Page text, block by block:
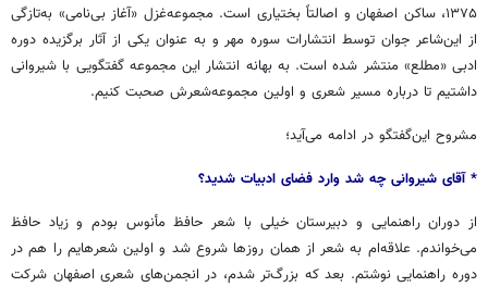
۱۳۷۵، ساکن اصفهان و اصالتاً بختیاری است. مجموعه‌غزل «آغاز بی‌نامی» به‌تازگی
از این‌شاعر جوان توسط انتشارات سوره مهر و به عنوان یکی از آثار برگزیده دوره
ادبی «مطلع» منتشر شده است. به بهانه انتشار این مجموعه‌ گفتگویی با شیروانی
داشتیم تا درباره مسیر شعری و اولین مجموعه‌شعرش صحبت کنیم.
مشروح این‌گفتگو در ادامه می‌آید؛
* آقای شیروانی چه شد وارد فضای ادبیات شدید؟
از دوران راهنمایی و دبیرستان خیلی با شعر حافظ مأنوس بودم و زیاد حافظ
می‌خواندم. علاقه‌ام به شعر از همان روزها شروع شد و اولین شعرهایم را هم در
دوره راهنمایی نوشتم. بعد که بزرگ‌تر شدم، در انجمن‌های شعری اصفهان شرکت